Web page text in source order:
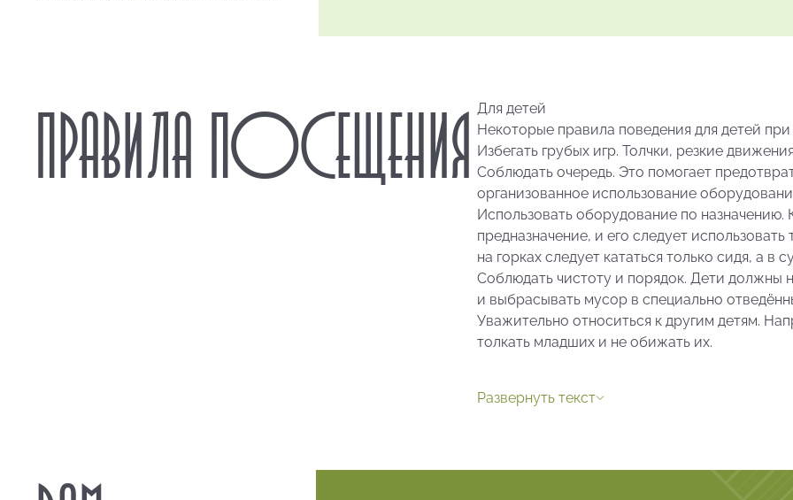
ПРАВИЛА ПОСЕЩЕНИЯ Для детей
Некоторые правила поведения для детей
Избегать грубых игр. Толчки, резкие
Соблюдать очередь. Это помогает
организованное использование
Использовать оборудование по
предназначение, и его следует
на горках следует кататься только сидя, а в
Соблюдать чистоту и порядок. Дети должны
и выбрасывать мусор в специально
Уважительно относиться к другим детям.
толкать младших и не обижать их.
автоматам:
Развернуть текст